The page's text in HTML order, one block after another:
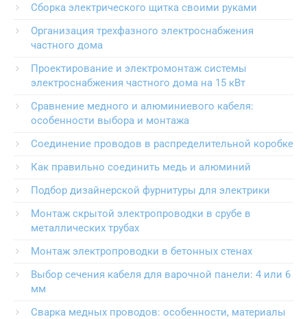
Сборка электрического щитка своими руками
Организация трехфазного электроснабжения
частного дома
Проектирование и электромонтаж системы
электроснабжения частного дома на 15 кВт
Сравнение медного и алюминиевого кабеля:
особенности выбора и монтажа
Соединение проводов в распределительной коробке
Как правильно соединить медь и алюминий
Подбор дизайнерской фурнитуры для электрики
Монтаж скрытой электропроводки в срубе в
металлических трубах
Монтаж электропроводки в бетонных стенах
Выбор сечения кабеля для варочной панели: 4 или 6
мм
Сварка медных проводов: особенности, материалы